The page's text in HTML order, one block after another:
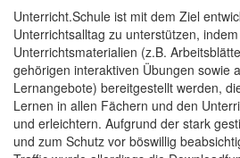
Unterricht.Schule ist mit dem Ziel
Unterrichtsalltag zu unterstützen,
Unterrichtsmaterialien (z.B.
gehörigen interaktiven Übungen sowie
Lernangebote) bereitgestellt werden,
Lernen in allen Fächern und den
und erleichtern. Aufgrund der stark
und zum Schutz vor böswillig